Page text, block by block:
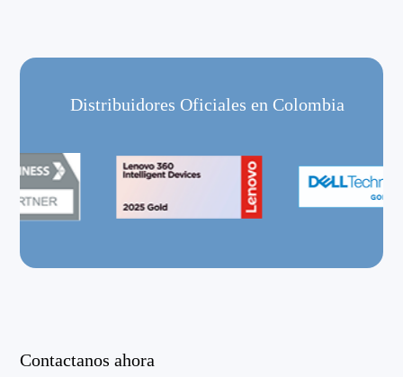
Distribuidores Oficiales en Colombia
Contactanos ahora